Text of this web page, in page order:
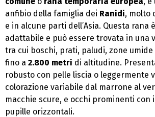
anfibio della famiglia dei Ranidi, molto
e in alcune parti dell’Asia. Questa rana
adattabile e può essere trovata in una
tra cui boschi, prati, paludi, zone
fino a 2.800 metri di altitudine.
robusto con pelle liscia o leggermente
colorazione variabile dal marrone al
macchie scure, e occhi prominenti con
pupille orizzontali.